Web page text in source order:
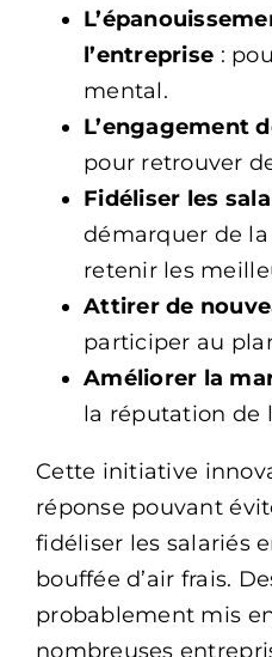
l’entreprise :
mental.
L’engagement
pour retrouver
Fidéliser les
démarquer de
retenir les
Attirer de
participer au
Améliorer la
la réputation de
Cette initiative
réponse pouvant
fidéliser les salariés
bouffée d’air frais.
probablement mis
nombreuses